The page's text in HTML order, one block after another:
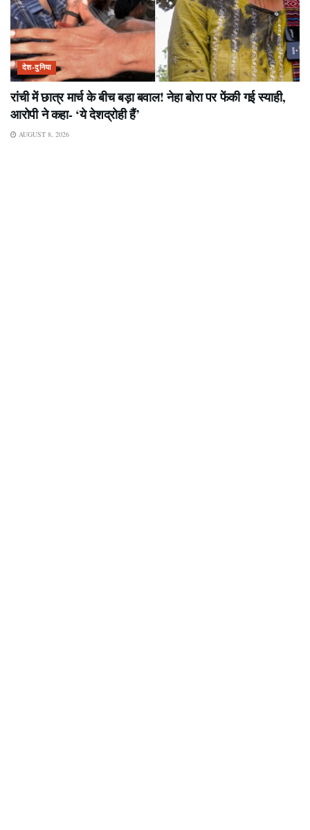
देश-दुनिया
रांची में छात्र मार्च के बीच बड़ा बवाल! नेहा बोरा पर फेंकी गई स्याही,
आरोपी ने कहा- ‘ये देशद्रोही हैं’
AUGUST 8, 2026